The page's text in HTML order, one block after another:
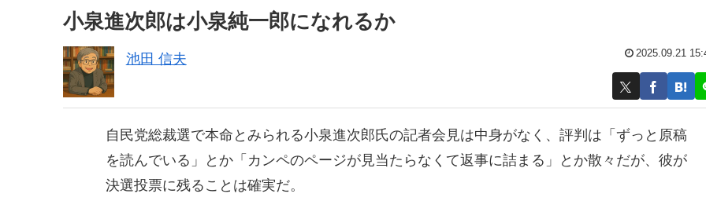
小泉進次郎は小泉純一郎になれるか
池田 信夫 2025.09.21
自民党総裁選で本命とみられる小泉進次郎氏の記者会見は中身がなく、評判は「ずっと原稿
を読んでいる」とか「カンペのページが見当たらなくて返事に詰まる」とか散々だが、彼が
決選投票に残ることは確実だ。